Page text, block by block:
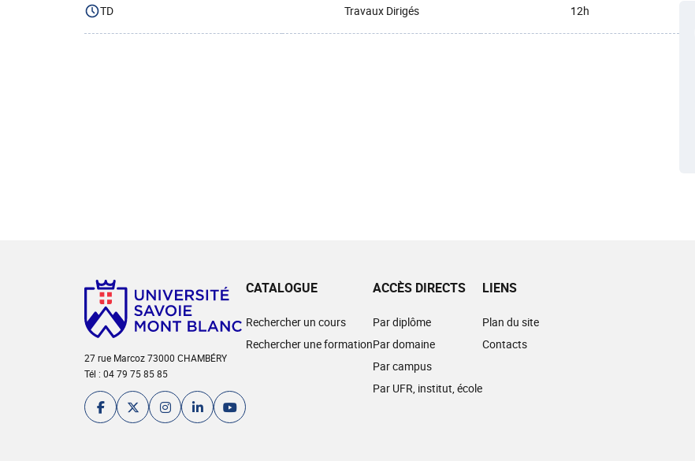
TD Travaux Dirigés 12h
27 rue Marcoz 73000 CHAMBÉRY
Tél : 04 79 75 85 85
CATALOGUE
Rechercher un cours
Rechercher une formation
ACCÈS DIRECTS
Par diplôme
Par domaine
Par campus
Par UFR, institut, école
LIENS
Plan du site
Contacts